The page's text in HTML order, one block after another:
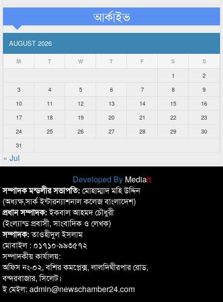
আর্কাইভ
AUGUST 2026
M T W T F S S
1
2
3
4 5 6 7 8
9
10
11 12 13 14 15
16
17
18 19 20 21 22
23
24
25 26 27 28 29
30
31
« Jul
Developed By Mediait
সম্পাদক মন্ডলীর সভাপতি: মোহাম্মাদ মহি উদ্দিন
(অধ্যক্ষ,সার্ক ইন্টারন্যাশনাল কলেজ বাংলাদেশ)
প্রধান সম্পাদক:ইকবাল আহমদ চৌধুরী
(ইংল্যান্ড প্রবাসী, সাংবাদিক ও লেখক)
সম্পাদক:তাওহীদুল ইসলাম
মোবাইল : ০১৭১০-৯৯৩৫৭২
সম্পাদকীয় কার্যালয়:
অফিস নং-০২, বশির কমপ্লেক্স, লালদিঘীরপার রোড,
বন্দরবাজার, সিলেট।
ই মেইল: admin@newschamber24.com